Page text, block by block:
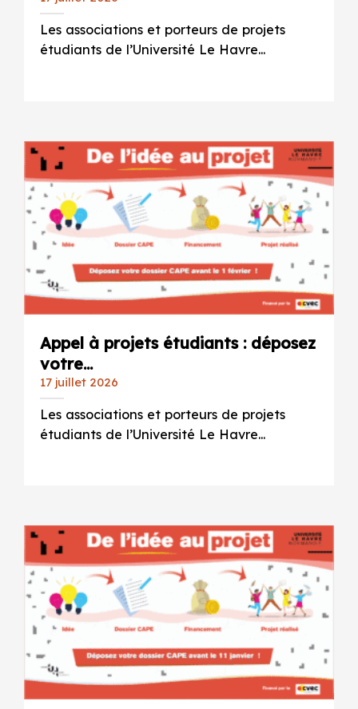
Les associations et porteurs de projets
étudiants de l’Université Le Havre...
Appel à projets étudiants : déposez
votre...
17 juillet 2026
Les associations et porteurs de projets
étudiants de l’Université Le Havre...